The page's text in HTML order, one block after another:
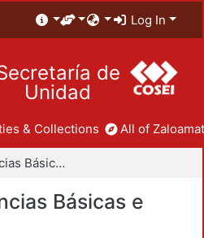
Log In
de
Unidad
& Collections All of
División de Ciencias Básicas e Ingeniería
Básicas e